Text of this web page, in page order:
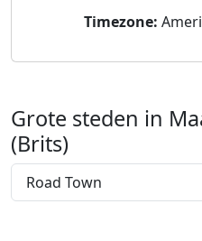
Timezone:
Grote steden in
(Brits)
Road Town